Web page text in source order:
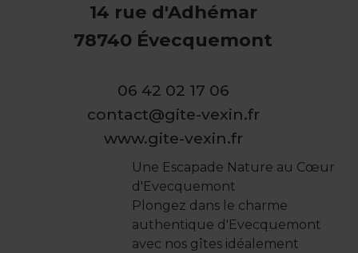
14 rue d'Adhémar
78740 Évecquemont
06 42 02 17 06
contact@gite-vexin.fr
www.gite-vexin.fr
Une Escapade Nature au Cœur
d'Evecquemont
Plongez dans le charme
authentique d'Evecquemont
avec nos gîtes idéalement